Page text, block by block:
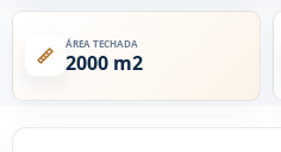
ÁREA TECHADA
2000 m2